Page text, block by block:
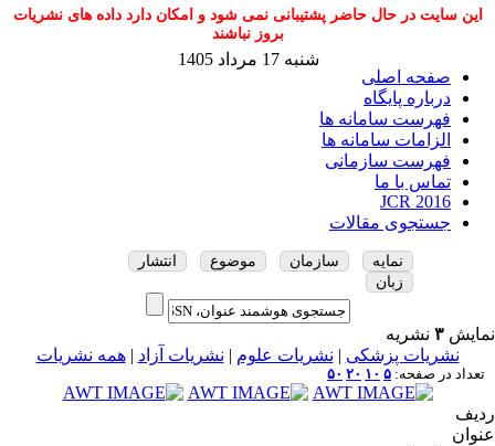
این سایت در حال حاضر پشتیبانی نمی شود و امکان دارد داده های نشریات
بروز نباشند
صفحه اصلی
درباره پایگاه
فهرست سامانه ها
الزامات سامانه ها
فهرست سازمانی
تماس با ما
JCR 2016
جستجوی مقالات
شنبه 17 مرداد 1405
نمایه سازمان موضوع
انتشار
زبان
نمایش ۳ نشریه
نشریات پزشکی | نشریات علوم | نشریات آزاد |همه نشریات
تعداد در صفحه: ۵ ۱۰ ۲۰ ۵۰
ردیف
عنوان